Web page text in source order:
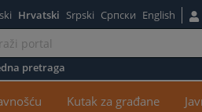
Hrvatski Srpski Српски English
pretraga
Kutak za građane